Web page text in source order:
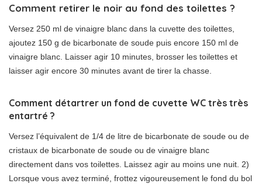
Comment retirer le noir au fond des toilettes ?
Versez 250 ml de vinaigre blanc dans la cuvette des toilettes,
ajoutez 150 g de bicarbonate de soude puis encore 150 ml de
vinaigre blanc. Laisser agir 10 minutes, brosser les toilettes et
laisser agir encore 30 minutes avant de tirer la chasse.
Comment détartrer un fond de cuvette WC très très
entartré ?
Versez l’équivalent de 1/4 de litre de bicarbonate de soude ou de
cristaux de bicarbonate de soude ou de vinaigre blanc
directement dans vos toilettes. Laissez agir au moins une nuit. 2)
Lorsque vous avez terminé, frottez vigoureusement le fond du bol